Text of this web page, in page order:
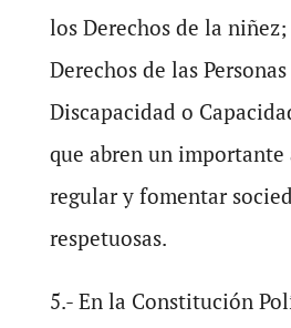
los Derechos de la niñez;
Derechos de las
Discapacidad o
que abren un importante
regular y fomentar
respetuosas.
5.- En la Constitución